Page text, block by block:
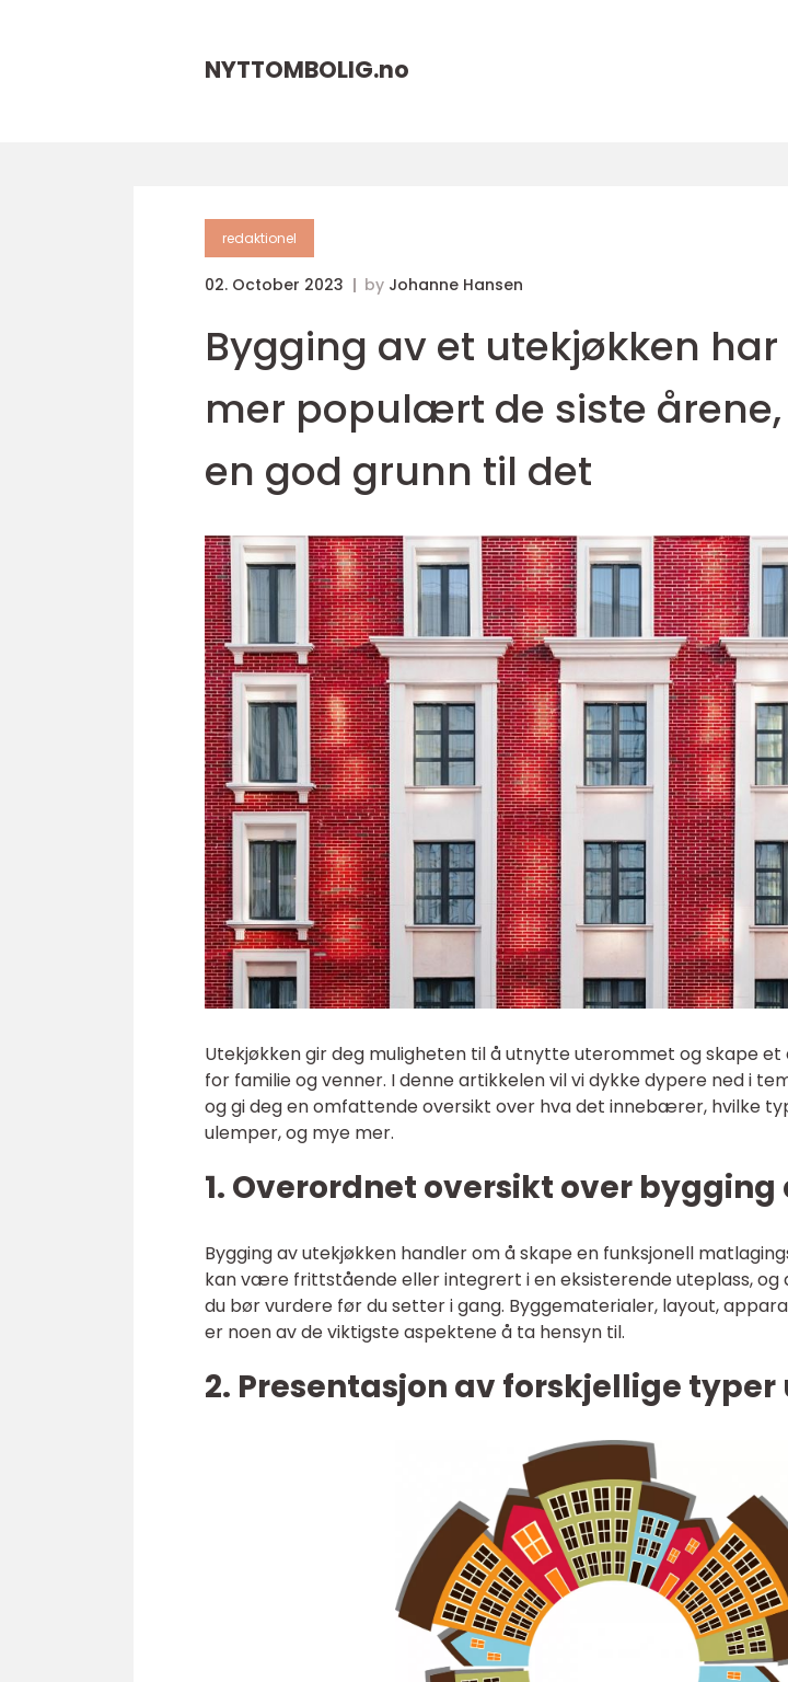
NYTTOMBOLIG.no
redaktionel
02. October 2023 by Johanne Hansen
Bygging av et utekjøkken
mer populært de siste
en god grunn til det
Utekjøkken gir deg muligheten til å utnytte uterommet og skape
for familie og venner. I denne artikkelen vil vi dykke dypere ned i
og gi deg en omfattende oversikt over hva det innebærer, hvilke
ulemper, og mye mer.
1. Overordnet oversikt over
Bygging av utekjøkken handler om å skape en funksjonell
kan være frittstående eller integrert i en eksisterende uteplass,
du bør vurdere før du setter i gang. Byggematerialer, layout,
er noen av de viktigste aspektene å ta hensyn til.
2. Presentasjon av forskjellige